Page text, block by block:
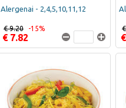
Alergenai - 2,4,5,10,11,12
€ 7.82
€ 9.20 -15%